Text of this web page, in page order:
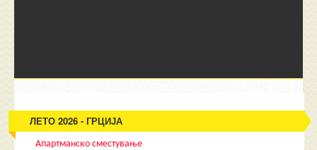
ЛЕТО 2026 - ГРЦИЈА
Апартманско сместување